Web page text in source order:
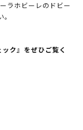
ラホビーレのドビー
ク』をぜひご覧く